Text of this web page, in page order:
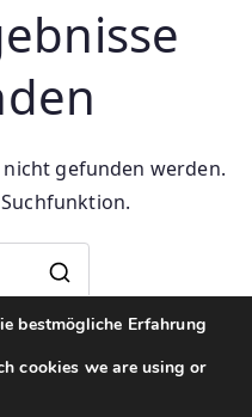
gefunden werden.
for:
bestmögliche Erfahrung
cookies we are using or